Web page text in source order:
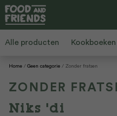
Alle producten Kookboeken
Home Geen categorie Zonder fratsen
ZONDER
Niks 'di